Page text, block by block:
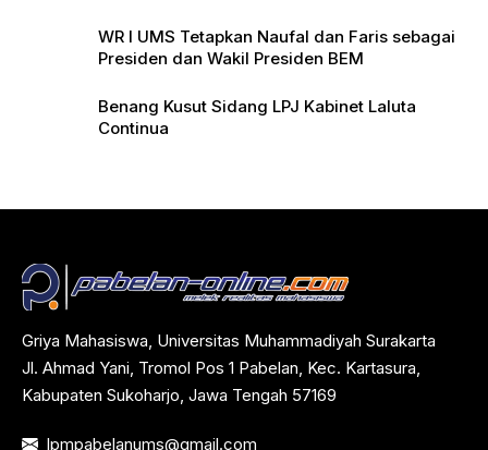
WR I UMS Tetapkan Naufal dan Faris sebagai
Presiden dan Wakil Presiden BEM
Benang Kusut Sidang LPJ Kabinet Laluta
Continua
Griya Mahasiswa, Universitas Muhammadiyah Surakarta
Jl. Ahmad Yani, Tromol Pos 1 Pabelan, Kec. Kartasura,
Kabupaten Sukoharjo, Jawa Tengah 57169
lpmpabelanums@gmail.com